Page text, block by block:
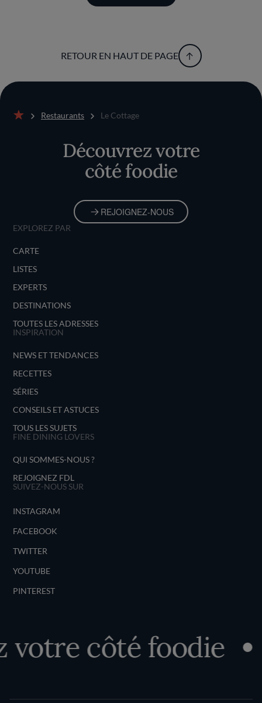
RETOUR EN HAUT DE PAGE
Restaurants Le Cottage
Découvrez votre
côté foodie
REJOIGNEZ-NOUS
EXPLOREZ PAR
CARTE
LISTES
EXPERTS
DESTINATIONS
TOUTES LES ADRESSES
INSPIRATION
NEWS ET TENDANCES
RECETTES
SÉRIES
CONSEILS ET ASTUCES
TOUS LES SUJETS
FINE DINING LOVERS
QUI SOMMES-NOUS ?
REJOIGNEZ FDL
SUIVEZ-NOUS SUR
INSTAGRAM
FACEBOOK
TWITTER
YOUTUBE
PINTEREST
côté foodie